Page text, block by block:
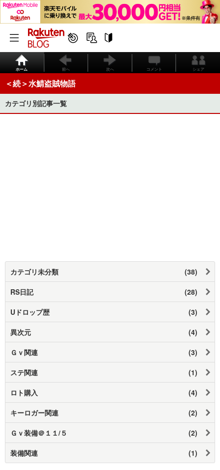
ホーム 前へ 次へ コメント シェア
＜続＞水鯖盗賊物語
カテゴリ別記事一覧
カテゴリ未分類 (38)
RS日記 (28)
Uドロップ歴 (3)
異次元 (4)
Ｇｖ関連 (3)
ステ関連 (1)
ロト購入 (4)
キーロガー関連 (2)
Ｇｖ装備＠１１/５ (2)
装備関連 (1)